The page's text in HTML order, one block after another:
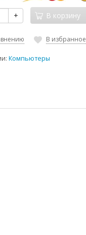
+ В корзину
В избранное
Компьютеры